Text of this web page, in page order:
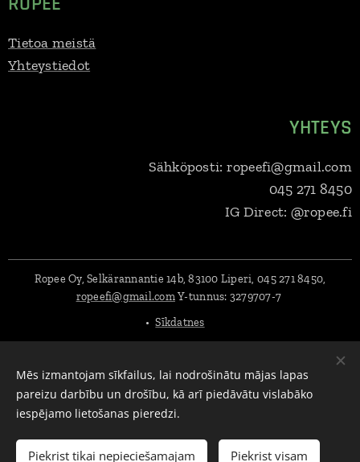
Pievienot grozam
Tietoa meistä
Yhteystiedot
YHTEYS
Sähköposti: ropeefi@gmail.com
045 271 8450
IG Direct: @ropee.fi
Ropee Oy, Selkärannantie 14b, 83100 Liperi, 045 271 8450,
ropeefi@gmail.comY-tunnus: 3279707-7
Sīkdatnes
Suomi
English Svenska Eesti keel Deutsch
Dansk
Lietuvių kalba
Polski Latviešu Valoda
Mēs izmantojam sīkfailus, lai nodrošinātu mājas lapas
pareizu darbību un drošību, kā arī piedāvātu vislabāko
iespējamo lietošanas pieredzi.
Piekrist tikai nepieciešamajam Piekrist visam